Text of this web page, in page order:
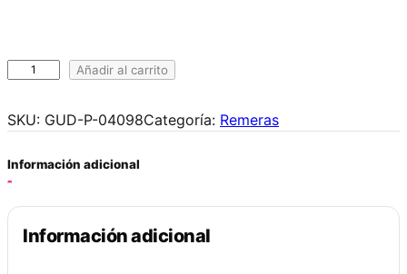
m
e
r
a
Añadir al carrito
SKU: GUD-P-04098Categoría: Remeras
Información adicional
Información adicional